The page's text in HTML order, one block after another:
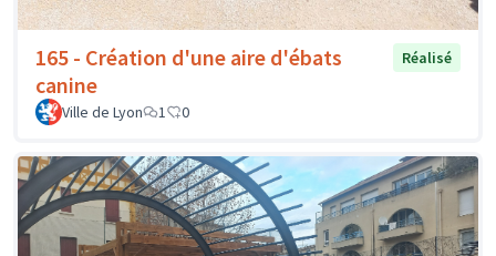
165 - Création d'une aire d'ébats
canine
Réalisé
Ville de Lyon 1 0